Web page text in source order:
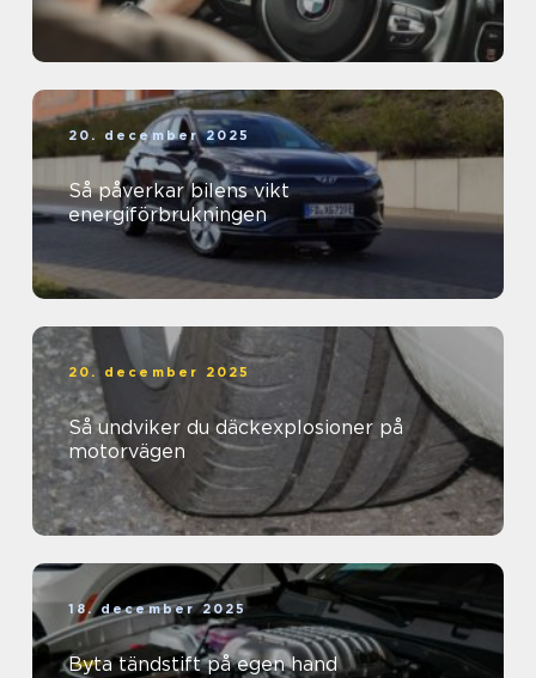
20. december 2025
Så påverkar bilens vikt
energiförbrukningen
20. december 2025
Så undviker du däckexplosioner på
motorvägen
18. december 2025
Byta tändstift på egen hand